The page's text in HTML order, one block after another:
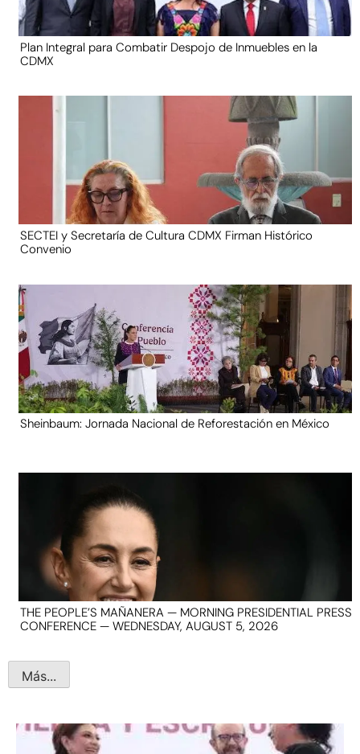
Plan Integral para Combatir Despojo de Inmuebles en la
CDMX
SECTEI y Secretaría de Cultura CDMX Firman Histórico
Convenio
Sheinbaum: Jornada Nacional de Reforestación en México
THE PEOPLE’S MAÑANERA — MORNING PRESIDENTIAL PRESS
CONFERENCE — WEDNESDAY, AUGUST 5, 2026
Más...